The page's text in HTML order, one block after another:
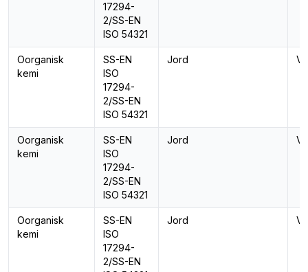
17294-
2/SS-EN
ISO 54321
Oorganisk
kemi
SS-EN
ISO
17294-
2/SS-EN
ISO 54321
Jord
Oorganisk
kemi
SS-EN
ISO
17294-
2/SS-EN
ISO 54321
Jord
Oorganisk
kemi
SS-EN
ISO
17294-
2/SS-EN
Jord